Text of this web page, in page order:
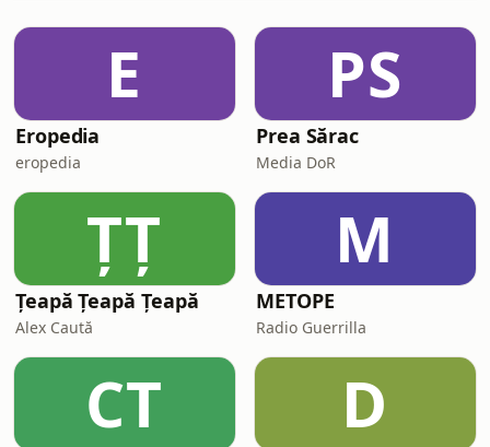
internațional. Cinema-ul nu trebuie
lăsat să moară și nici producția
filmelor
E
Eropedia
eropedia
PS
Prea Sărac
Media DoR
ȚȚ
Țeapă Țeapă Țeapă
Alex Caută
M
METOPE
Radio Guerrilla
CT D